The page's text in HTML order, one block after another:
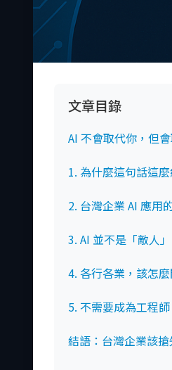
文章目錄
AI 不會取代你，但
1. 為什麼這句話這
2. 台灣企業 AI 應用
3. AI 並不是「敵人
4. 各行各業，該怎麼
5. 不需要成為工程
結語：台灣企業該